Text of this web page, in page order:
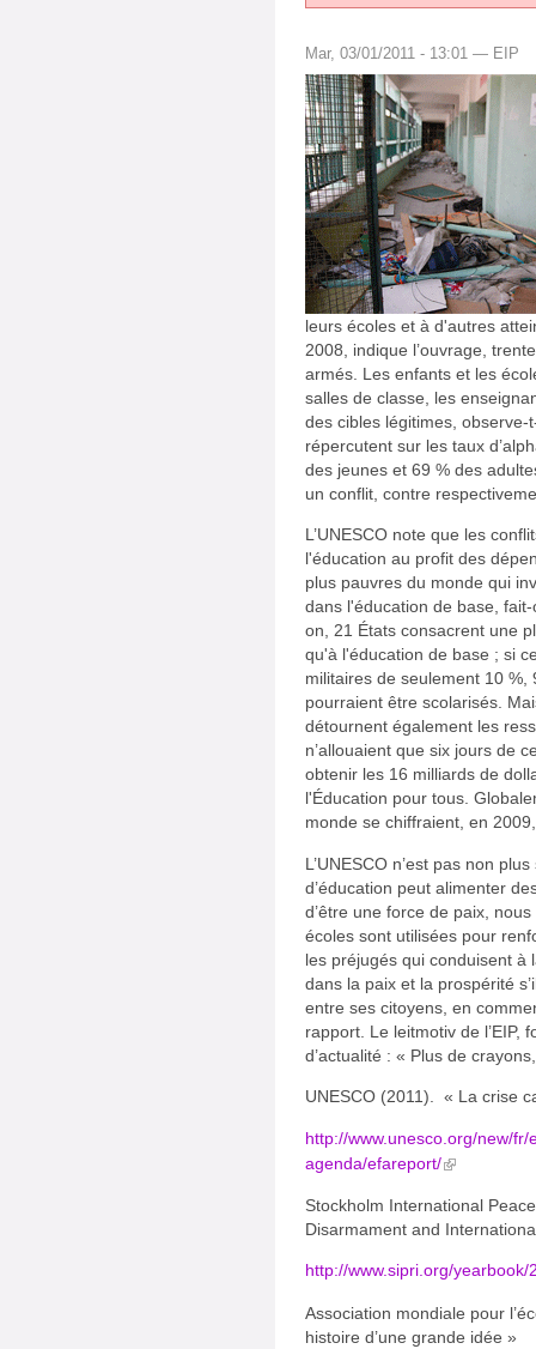
Mar, 03/01/2011 - 13:01 — EIP
leurs écoles et à d'autres
2008, indique l’ouvrage,
armés. Les enfants et les
salles de classe, les
des cibles légitimes, observe-
répercutent sur les taux
des jeunes et 69 % des
un conflit, contre
L’UNESCO note que les
l'éducation au profit des
plus pauvres du monde qui
dans l'éducation de base,
on, 21 États consacrent une
qu'à l'éducation de base ; si
militaires de seulement 10
pourraient être scolarisés.
détournent également les
n’allouaient que six jours de
obtenir les 16 milliards de
l'Éducation pour tous.
monde se chiffraient, en
L’UNESCO n’est pas non
d’éducation peut alimenter
d’être une force de paix,
écoles sont utilisées pour
les préjugés qui conduisent à
dans la paix et la prospérité
entre ses citoyens, en
rapport. Le leitmotiv de l’EIP,
d’actualité : « Plus de
UNESCO (2011). « La crise
http://www.unesco.org/new/
agenda/efareport/
Stockholm International
Disarmament and
http://www.sipri.org/yearbook/
Association mondiale pour
histoire d’une grande idée »